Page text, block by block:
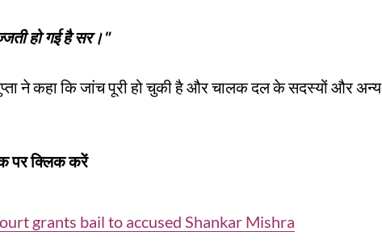
हो गई है सर।"
ने कहा कि जांच पूरी हो चुकी है और चालक दल के सदस्यों और अन्य
पर क्लिक करें
grants bail to accused Shankar Mishra